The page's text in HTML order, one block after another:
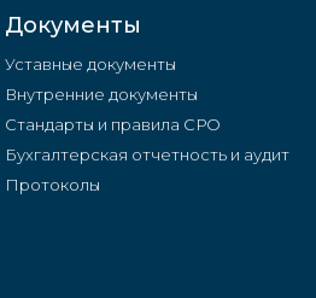
Документы
Уставные документы
Внутренние документы
Стандарты и правила СРО
Бухгалтерская отчетность и аудит
Протоколы